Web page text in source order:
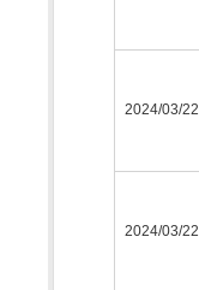
2024/03/22
2024/03/22